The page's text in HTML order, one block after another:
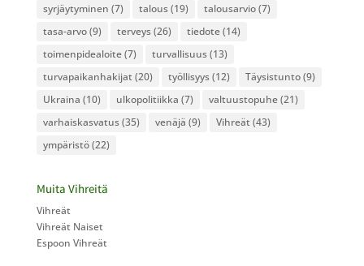
syrjäytyminen (7) talous(19) talousarvio(7)
tasa-arvo(9) terveys(26) tiedote(14)
toimenpidealoite(7) turvallisuus(13)
turvapaikanhakijat (20) työllisyys(12) Täysistunto(9)
Ukraina (10) ulkopolitiikka (7) valtuustopuhe(21)
varhaiskasvatus(35) venäjä (9) Vihreät (43)
ympäristö(22)
Muita Vihreitä
Vihreät
Vihreät Naiset
Espoon Vihreät